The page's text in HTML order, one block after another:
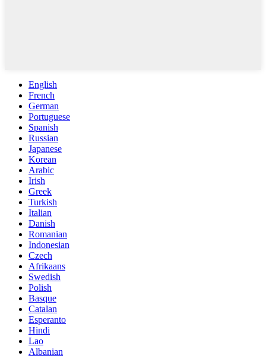
English
French
German
Portuguese
Spanish
Russian
Japanese
Korean
Arabic
Irish
Greek
Turkish
Italian
Danish
Romanian
Indonesian
Czech
Afrikaans
Swedish
Polish
Basque
Catalan
Esperanto
Hindi
Lao
Albanian